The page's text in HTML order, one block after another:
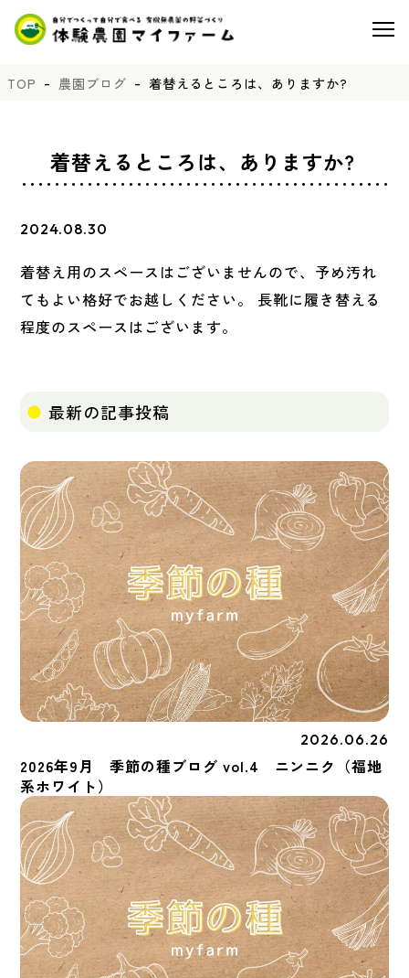
TOP 農園ブログ 着替えるところは、ありますか?
着替えるところは、ありますか?
2024.08.30
着替え用のスペースはございませんので、予め汚れ
てもよい格好でお越しください。 長靴に履き替える
程度のスペースはございます。
最新の記事投稿
2026.06.26
2026年9月 季節の種ブログ vol.4 ニンニク（福地
系ホワイト）